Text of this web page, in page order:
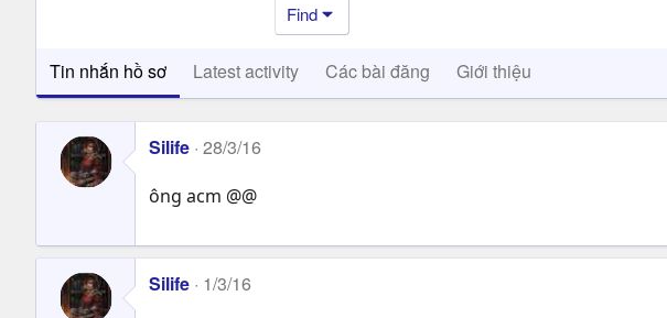
Find
Tin nhắn hồ sơ Latest activity Các bài đăng Giới thiệu
Silife 28/3/16
ông acm @@
Silife 1/3/16